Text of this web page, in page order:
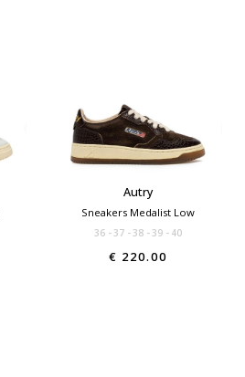
Autry
Sneakers Medalist Low
36 37 38 39 40
€ 220.00